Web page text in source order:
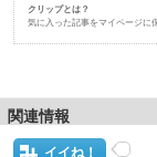
クリップとは？
気に入った記事をマイページに
関連情報
イイね！